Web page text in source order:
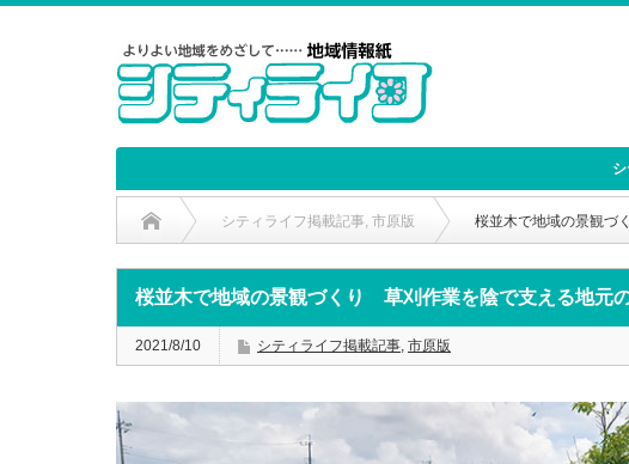
シティライフ掲載記事, 市原版 桜並木で地域の景観
桜並木で地域の景観づくり 草刈作業を陰で支える地元
2021/8/10 シティライフ掲載記事, 市原版